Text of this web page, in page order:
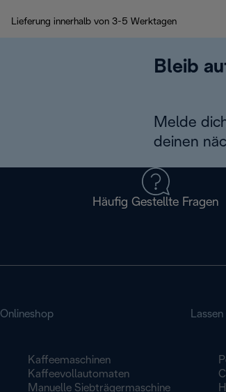
Lieferung innerhalb von 3-5 Werktagen
Bleib
Melde
deinen
Häufig Gestellte Fragen
Onlineshop
Kaffeemaschinen
Kaffeevollautomaten
Manuelle Siebträgermaschine